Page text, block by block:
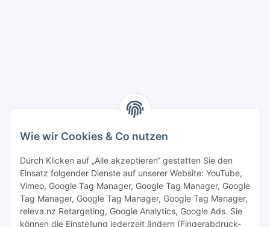
Wie wir Cookies & Co nutzen
Durch Klicken auf „Alle akzeptieren“ gestatten Sie den
Einsatz folgender Dienste auf unserer Website: YouTube,
Vimeo, Google Tag Manager, Google Tag Manager, Google
Tag Manager, Google Tag Manager, Google Tag Manager,
releva.nz Retargeting, Google Analytics, Google Ads. Sie
können die Einstellung jederzeit ändern (Fingerabdruck-